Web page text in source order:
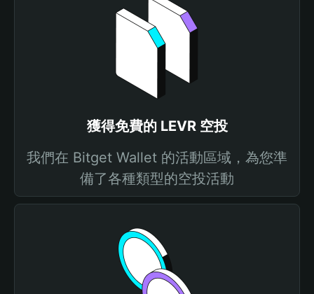
獲得免費的 LEVR 空投
我們在 Bitget Wallet 的活動區域，為您準
備了各種類型的空投活動